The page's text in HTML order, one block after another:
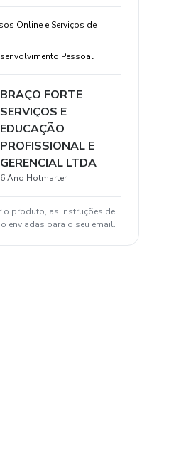
avaliações positivas
Online e Serviços de
Pessoal
BRAÇO FORTE
SERVIÇOS E
EDUCAÇÃO
PROFISSIONAL E
GERENCIAL LTDA
6 Ano Hotmarter
o produto, as instruções de
enviadas para o seu email.